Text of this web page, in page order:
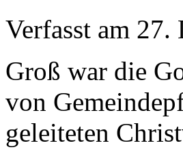
Verfasst am 27.
Groß war die
von
geleiteten